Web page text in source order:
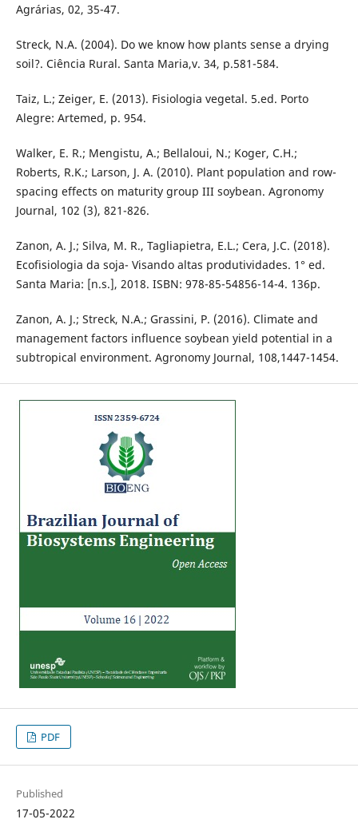
Agrárias, 02, 35-47.
Streck, N.A. (2004). Do we know how plants sense a drying
soil?. Ciência Rural. Santa Maria,v. 34, p.581-584.
Taiz, L.; Zeiger, E. (2013). Fisiologia vegetal. 5.ed. Porto
Alegre: Artemed, p. 954.
Walker, E. R.; Mengistu, A.; Bellaloui, N.; Koger, C.H.;
Roberts, R.K.; Larson, J. A. (2010). Plant population and row-
spacing effects on maturity group III soybean. Agronomy
Journal, 102 (3), 821-826.
Zanon, A. J.; Silva, M. R., Tagliapietra, E.L.; Cera, J.C. (2018).
Ecofisiologia da soja- Visando altas produtividades. 1° ed.
Santa Maria: [n.s.], 2018. ISBN: 978-85-54856-14-4. 136p.
Zanon, A. J.; Streck, N.A.; Grassini, P. (2016). Climate and
management factors influence soybean yield potential in a
subtropical environment. Agronomy Journal, 108,1447-1454.
PDF
Published
17-05-2022